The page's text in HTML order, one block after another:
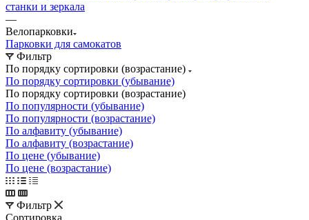
станки и зеркала
—
Велопарковки
Парковки для самокатов
Фильтр
По порядку сортировки (возрастание)
По порядку сортировки (убывание)
По порядку сортировки (возрастание)
По популярности (убывание)
По популярности (возрастание)
По алфавиту (убывание)
По алфавиту (возрастание)
По цене (убывание)
По цене (возрастание)
Фильтр
Сортировка